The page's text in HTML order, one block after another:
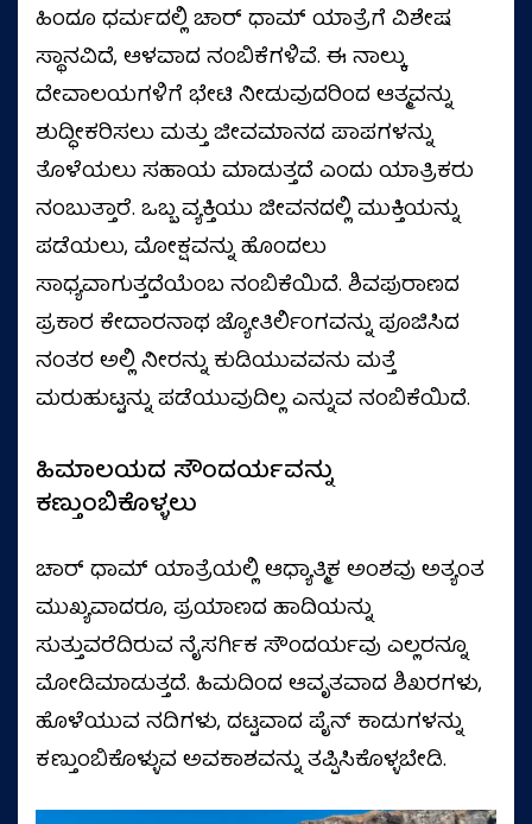
ಹಿಂದೂ ಧರ್ಮದಲ್ಲಿ ಚಾರ್ ಧಾಮ್ ಯಾತ್ರೆಗೆ ವಿಶೇಷ
ಸ್ಥಾನವಿದೆ, ಆಳವಾದ ನಂಬಿಕೆಗಳಿವೆ. ಈ ನಾಲ್ಕು
ದೇವಾಲಯಗಳಿಗೆ ಭೇಟಿ ನೀಡುವುದರಿಂದ ಆತ್ಮವನ್ನು
ಶುದ್ಧೀಕರಿಸಲು ಮತ್ತು ಜೀವಮಾನದ ಪಾಪಗಳನ್ನು
ತೊಳೆಯಲು ಸಹಾಯ ಮಾಡುತ್ತದೆ ಎಂದು ಯಾತ್ರಿಕರು
ನಂಬುತ್ತಾರೆ. ಒಬ್ಬ ವ್ಯಕ್ತಿಯು ಜೀವನದಲ್ಲಿ ಮುಕ್ತಿಯನ್ನು
ಪಡೆಯಲು, ಮೋಕ್ಷವನ್ನು ಹೊಂದಲು
ಸಾಧ್ಯವಾಗುತ್ತದೆಯೆಂಬ ನಂಬಿಕೆಯಿದೆ. ಶಿವಪುರಾಣದ
ಪ್ರಕಾರ ಕೇದಾರನಾಥ ಜ್ಯೋತಿರ್ಲಿಂಗವನ್ನು ಪೂಜಿಸಿದ
ನಂತರ ಅಲ್ಲಿ ನೀರನ್ನು ಕುಡಿಯುವವನು ಮತ್ತೆ
ಮರುಹುಟ್ಟನ್ನು ಪಡೆಯುವುದಿಲ್ಲ ಎನ್ನುವ ನಂಬಿಕೆಯಿದೆ.
ಹಿಮಾಲಯದ ಸೌಂದರ್ಯವನ್ನು
ಕಣ್ತುಂಬಿಕೊಳ್ಳಲು
ಚಾರ್‌ ಧಾಮ್‌ ಯಾತ್ರೆಯಲ್ಲಿ ಆಧ್ಯಾತ್ಮಿಕ ಅಂಶವು ಅತ್ಯಂತ
ಮುಖ್ಯವಾದರೂ, ಪ್ರಯಾಣದ ಹಾದಿಯನ್ನು
ಸುತ್ತುವರೆದಿರುವ ನೈಸರ್ಗಿಕ ಸೌಂದರ್ಯವು ಎಲ್ಲರನ್ನೂ
ಮೋಡಿಮಾಡುತ್ತದೆ. ಹಿಮದಿಂದ ಆವೃತವಾದ ಶಿಖರಗಳು,
ಹೊಳೆಯುವ ನದಿಗಳು, ದಟ್ಟವಾದ ಪೈನ್ ಕಾಡುಗಳನ್ನು
ಕಣ್ತುಂಬಿಕೊಳ್ಳುವ ಅವಕಾಶವನ್ನು ತಪ್ಪಿಸಿಕೊಳ್ಳಬೇಡಿ.